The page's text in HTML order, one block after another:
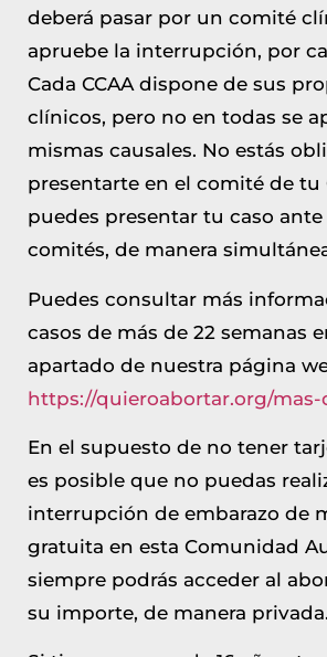
deberá pasar por un comité
apruebe la interrupción, por
Cada CCAA dispone de sus
clínicos, pero no en todas se
mismas causales. No estás
presentarte en el comité de tu
puedes presentar tu caso
comités, de manera
Puedes consultar más
casos de más de 22 semanas
apartado de nuestra página
https://quieroabortar.org/mas-
En el supuesto de no tener
es posible que no puedas
interrupción de embarazo de
gratuita en esta Comunidad
siempre podrás acceder al
su importe, de manera privada.